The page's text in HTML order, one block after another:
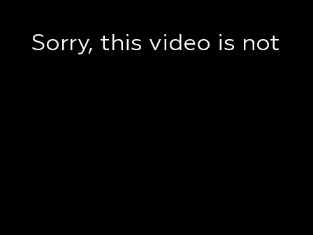
Sorry, this video is not